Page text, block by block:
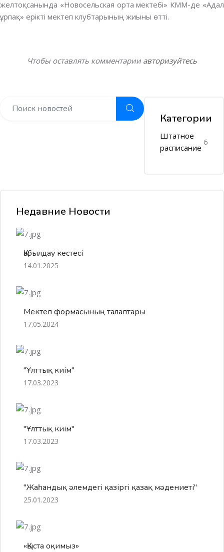
желтоқсанында «Новосельская орта мектебі» КММ-де «Адал
ұрпақ» ерікті мектеп клубтарының жиыны өтті.
Чтобы оставлять комментарии авторизуйтесь
Категории
Штатное
расписание
6
Недавние Новости
Қабылдау кестесі
14.01.2025
Мектеп формасының талаптары
17.05.2024
"Ұлттық киім"
17.03.2023
"Ұлттық киім"
17.03.2023
"Жаһандық әлемдегі қазіргі қазақ мәдениеті"
25.01.2023
«Қыста оқимыз»